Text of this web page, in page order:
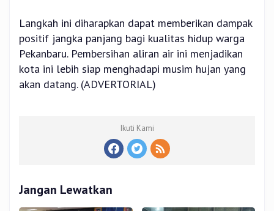
Langkah ini diharapkan dapat memberikan dampak
positif jangka panjang bagi kualitas hidup warga
Pekanbaru. Pembersihan aliran air ini menjadikan
kota ini lebih siap menghadapi musim hujan yang
akan datang. (ADVERTORIAL)
Ikuti Kami
Jangan Lewatkan